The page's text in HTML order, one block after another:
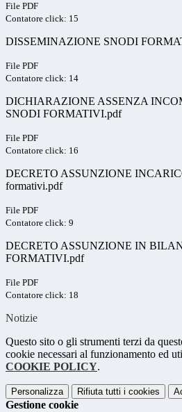
File PDF
Contatore click: 15
DISSEMINAZIONE SNODI
File PDF
Contatore click: 14
DICHIARAZIONE ASSENZA
SNODI FORMATIVI.pdf
File PDF
Contatore click: 16
DECRETO ASSUNZIONE
formativi.pdf
File PDF
Contatore click: 9
DECRETO ASSUNZIONE IN
FORMATIVI.pdf
File PDF
Contatore click: 18
Notizie
Questo sito o gli strumenti terzi da
cookie necessari al funzionamento ed
COOKIE POLICY.
Personalizza Rifiuta tutti i cookies
Gestione cookie